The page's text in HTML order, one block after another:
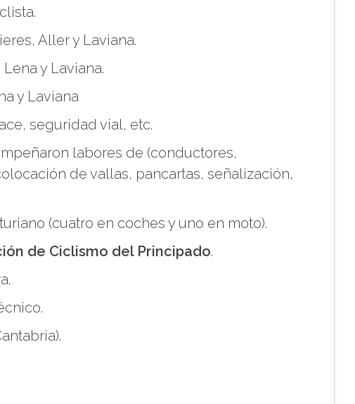
Aller y Laviana.
y Laviana.
y Laviana
seguridad vial, etc.
labores de (conductores,
de vallas, pancartas, señalización,
(cuatro en coches y uno en moto).
de Ciclismo del Principado.